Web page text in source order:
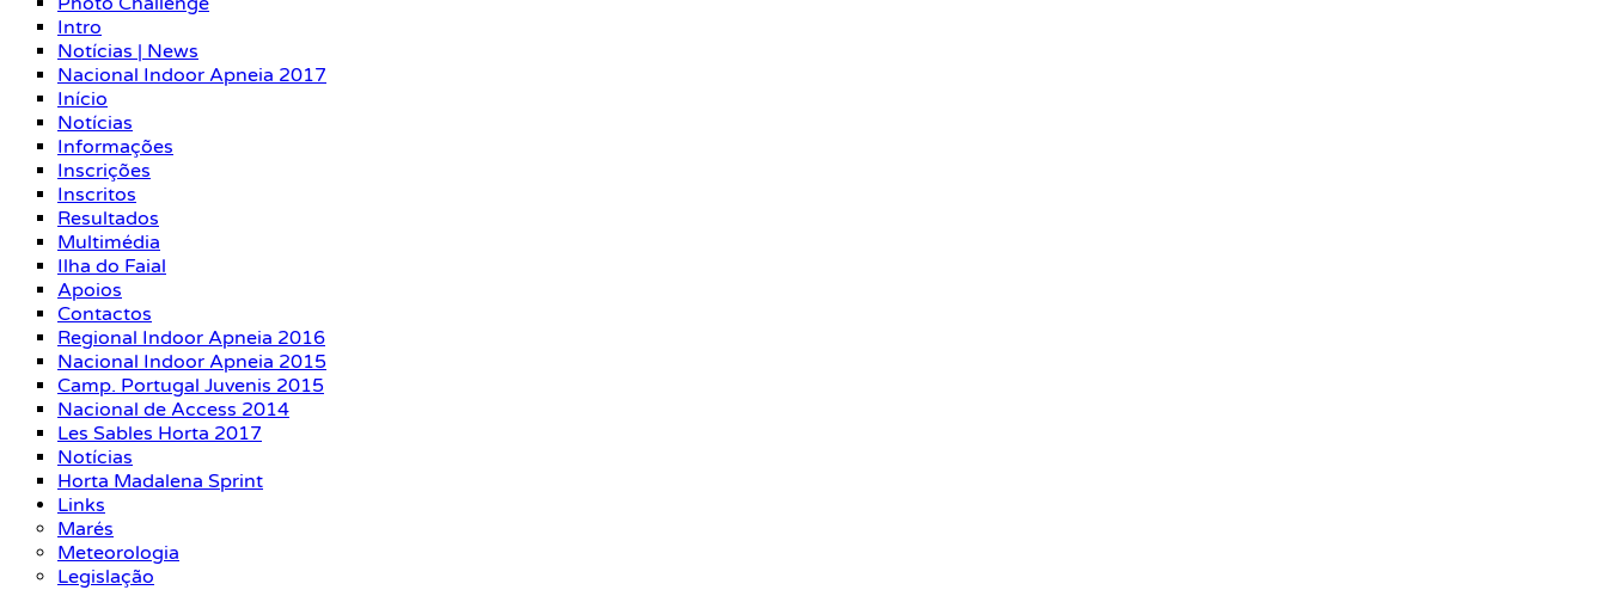
Intro
Notícias | News
Nacional Indoor Apneia 2017
Início
Notícias
Informações
Inscrições
Inscritos
Resultados
Multimédia
Ilha do Faial
Apoios
Contactos
Regional Indoor Apneia 2016
Nacional Indoor Apneia 2015
Camp. Portugal Juvenis 2015
Nacional de Access 2014
Les Sables Horta 2017
Notícias
Horta Madalena Sprint
Links
Marés
Meteorologia
Legislação